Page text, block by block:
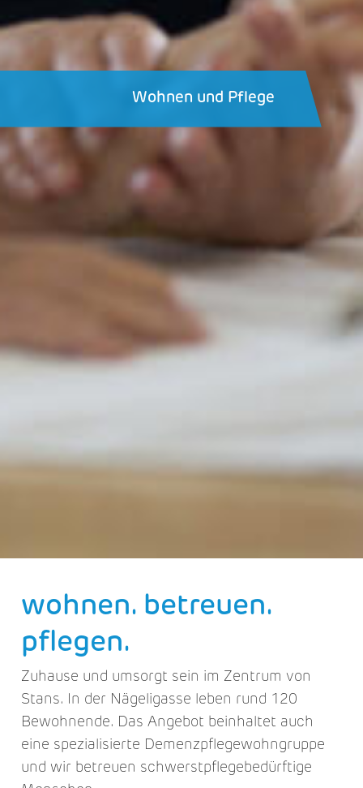
Wohnen und Pflege
wohnen. betreuen.
pflegen.
Zuhause und umsorgt sein im Zentrum von
Stans. In der Nägeligasse leben rund 120
Bewohnende. Das Angebot beinhaltet auch
eine spezialisierte Demenzpflegewohngruppe
und wir betreuen schwerstpflegebedürftige